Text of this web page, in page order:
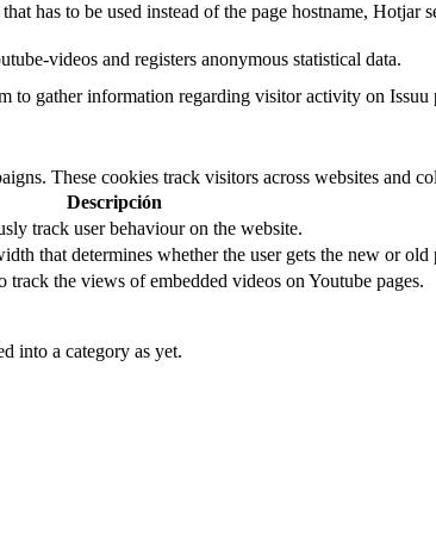
has to be used instead of the page hostname,
videos and registers anonymous statistical data.
to gather information regarding visitor activity on Issuu
These cookies track visitors across websites and
Descripción
track user behaviour on the website.
that determines whether the user gets the new or old
the views of embedded videos on Youtube pages.
into a category as yet.